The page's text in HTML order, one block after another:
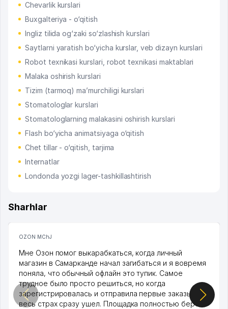
Chevarlik kurslari
Buxgalteriya - o‘qitish
Ingliz tilida og‘zaki so‘zlashish kurslari
Saytlarni yaratish bo‘yicha kurslar, veb dizayn kurslari
Robot texnikasi kurslari, robot texnikasi maktablari
Malaka oshirish kurslari
Tizim (tarmoq) ma’murchiligi kurslari
Stomatologlar kurslari
Stomatologlarning malakasini oshirish kurslari
Flash bo‘yicha animatsiyaga o‘qitish
Chet tillar - o‘qitish, tarjima
Internatlar
Londonda yozgi lager-tashkillashtirish
Sharhlar
OZON MChJ
Мне Озон помог выкарабкаться, когда личный
магазин в Самарканде начал загибаться и я вовремя
поняла, что обычный офлайн это тупик. Самое
трудное было просто решиться, но когда
зарегистрировалась и отправила первые заказы,
весь страх сразу ушел. Площадка полностью берет